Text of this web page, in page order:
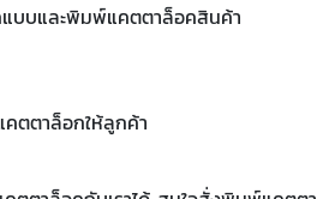
บบและพิมพ์แคตตาล็อคสินค้า
ตตาล็อกให้ลูกค้า